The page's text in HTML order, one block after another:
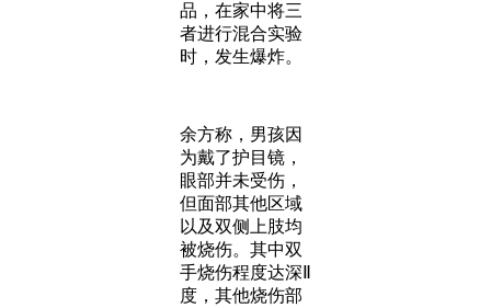
品，在家中将三
者进行混合实验
时，发生爆炸。
余方称，男孩因
为戴了护目镜，
眼部并未受伤，
但面部其他区域
以及双侧上肢均
被烧伤。其中双
手烧伤程度达深Ⅱ
度，其他烧伤部